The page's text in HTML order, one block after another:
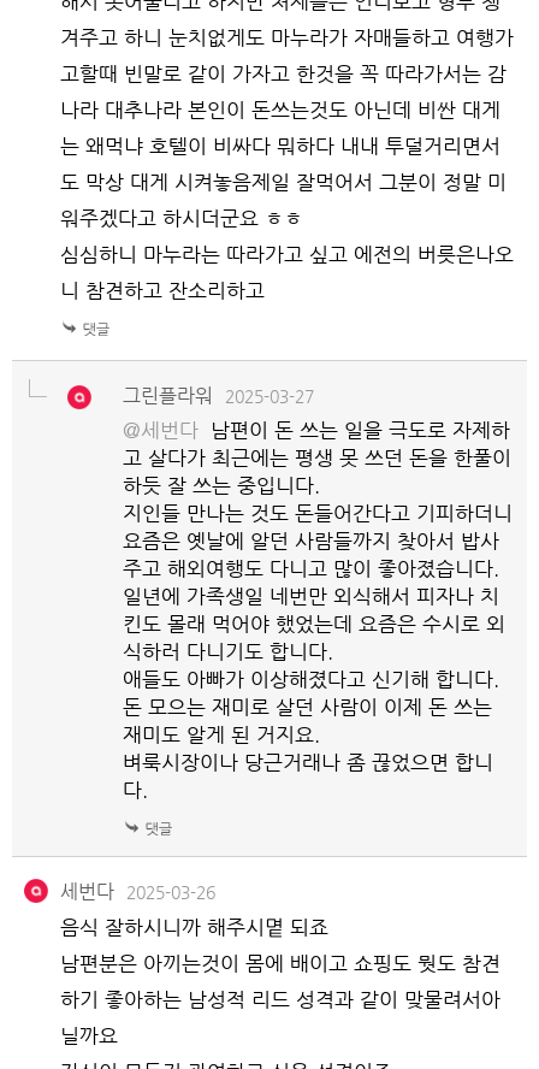
겨주고 하니 눈치없게도 마누라가 자매들하고 여행가
고할때 빈말로 같이 가자고 한것을 꼭 따라가서는 감
나라 대추나라 본인이 돈쓰는것도 아닌데 비싼 대게
는 왜먹냐 호텔이 비싸다 뭐하다 내내 투덜거리면서
도 막상 대게 시켜놓음제일 잘먹어서 그분이 정말 미
워주겠다고 하시더군요 ㅎㅎ
심심하니 마누라는 따라가고 싶고 에전의 버릇은나오
니 참견하고 잔소리하고
그린플라워 2025-03-27
@세번다
남편이 돈 쓰는 일을 극도로 자제하
고 살다가 최근에는 평생 못 쓰던 돈을 한풀이
하듯 잘 쓰는 중입니다.
지인들 만나는 것도 돈들어간다고 기피하더니
요즘은 옛날에 알던 사람들까지 찾아서 밥사
주고 해외여행도 다니고 많이 좋아졌습니다.
일년에 가족생일 네번만 외식해서 피자나 치
킨도 몰래 먹어야 했었는데 요즘은 수시로 외
식하러 다니기도 합니다.
애들도 아빠가 이상해졌다고 신기해 합니다.
돈 모으는 재미로 살던 사람이 이제 돈 쓰는
재미도 알게 된 거지요.
벼룩시장이나 당근거래나 좀 끊었으면 합니
다.
세번다 2025-03-26
음식 잘하시니까 해주시몉 되죠
남편분은 아끼는것이 몸에 배이고 쇼핑도 뭣도 참견
하기 좋아하는 남성적 리드 성격과 같이 맞물려서아
닐까요